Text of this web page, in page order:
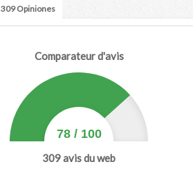
309 Opiniones
Comparateur d'avis
78/ 100
309avis du web